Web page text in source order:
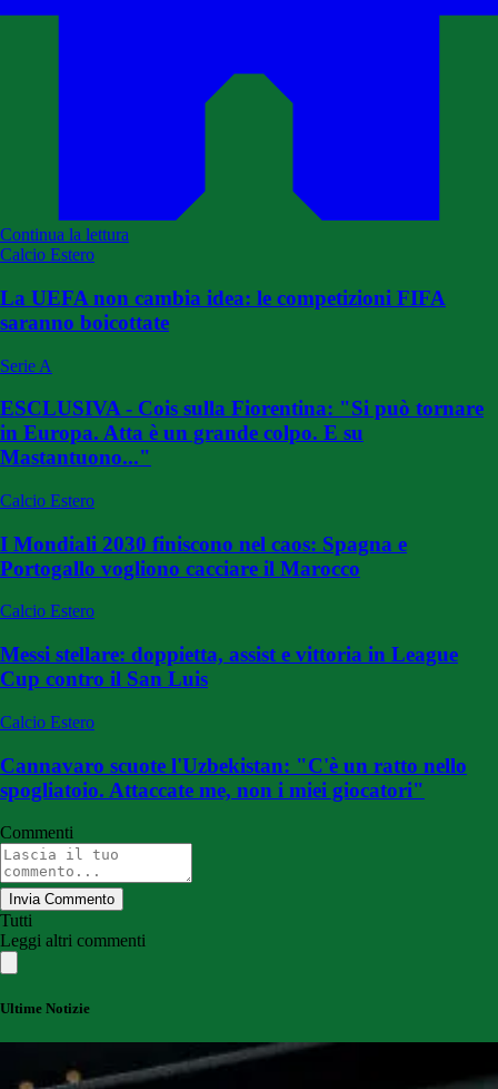
Continua la lettura
Calcio Estero
La UEFA non cambia idea: le competizioni FIFA
saranno boicottate
Serie A
ESCLUSIVA - Cois sulla Fiorentina: "Si può tornare
in Europa. Atta è un grande colpo. E su
Mastantuono..."
Calcio Estero
I Mondiali 2030 finiscono nel caos: Spagna e
Portogallo vogliono cacciare il Marocco
Calcio Estero
Messi stellare: doppietta, assist e vittoria in League
Cup contro il San Luis
Calcio Estero
Cannavaro scuote l'Uzbekistan: "C'è un ratto nello
spogliatoio. Attaccate me, non i miei giocatori"
Commenti
Invia Commento
Tutti
Leggi altri commenti
Ultime Notizie